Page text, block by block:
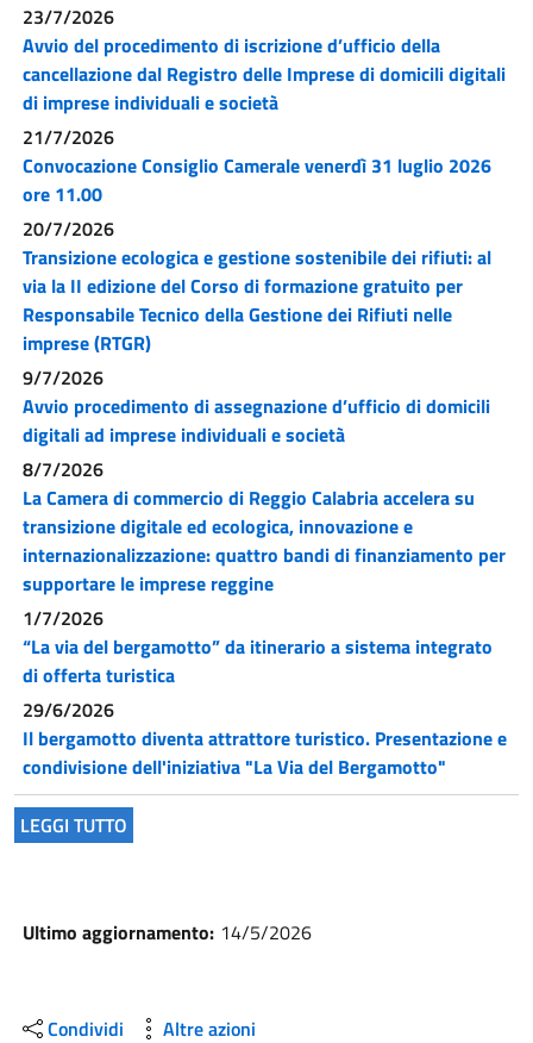
23/7/2026
Avvio del procedimento di iscrizione d’ufficio della
cancellazione dal Registro delle Imprese di domicili digitali
di imprese individuali e società
21/7/2026
Convocazione Consiglio Camerale venerdì 31 luglio 2026
ore 11.00
20/7/2026
Transizione ecologica e gestione sostenibile dei rifiuti: al
via la II edizione del Corso di formazione gratuito per
Responsabile Tecnico della Gestione dei Rifiuti nelle
imprese (RTGR)
9/7/2026
Avvio procedimento di assegnazione d’ufficio di domicili
digitali ad imprese individuali e società
8/7/2026
La Camera di commercio di Reggio Calabria accelera su
transizione digitale ed ecologica, innovazione e
internazionalizzazione: quattro bandi di finanziamento per
supportare le imprese reggine
1/7/2026
“La via del bergamotto” da itinerario a sistema integrato
di offerta turistica
29/6/2026
Il bergamotto diventa attrattore turistico. Presentazione e
condivisione dell'iniziativa "La Via del Bergamotto"
LEGGI TUTTO
Ultimo aggiornamento: 14/5/2026
Condividi Altre azioni